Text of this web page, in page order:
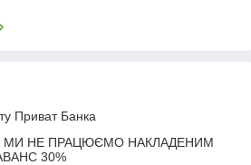
Приват Банка
МИ НЕ ПРАЦЮЄМО НАКЛАДЕНИМ
30%